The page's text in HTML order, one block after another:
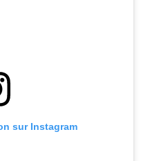
sur Instagram